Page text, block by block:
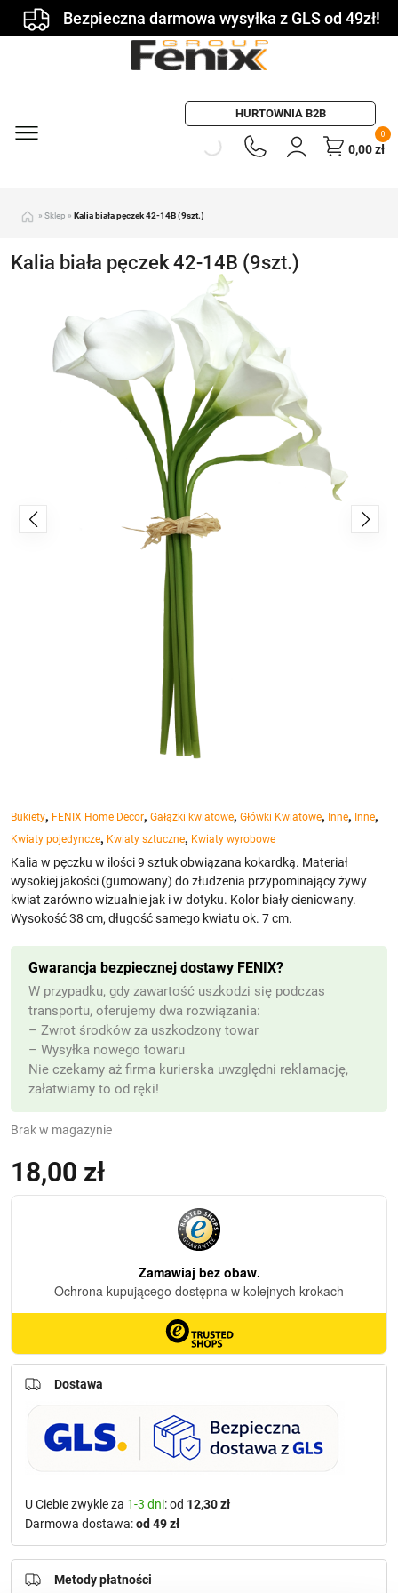
Bezpieczna darmowa wysyłka z GLS od 49zł!
HURTOWNIA B2B
0
0,00zł
» Sklep » Kalia biała pęczek 42-14B (9szt.)
Kalia biała pęczek 42-14B (9szt.)
Bukiety, FENIX Home Decor, Gałązki kwiatowe, Główki Kwiatowe, Inne, Inne,
Kwiaty pojedyncze, Kwiaty sztuczne, Kwiaty wyrobowe
18,00 zł
Kalia w pęczku w ilości 9 sztuk obwiązana kokardką. Materiał
wysokiej jakości (gumowany) do złudzenia przypominający żywy
kwiat zarówno wizualnie jak i w dotyku. Kolor biały cieniowany.
Wysokość 38 cm, długość samego kwiatu ok. 7 cm.
Brak w magazynie
Gwarancja bezpiecznej dostawy FENIX?
W przypadku, gdy zawartość uszkodzi się podczas
transportu, oferujemy dwa rozwiązania:
– Zwrot środków za uszkodzony towar
– Wysyłka nowego towaru
Nie czekamy aż firma kurierska uwzględni reklamację,
załatwiamy to od ręki!
Dostawa
U Ciebie zwykle za 1-3 dni: od 12,30 zł
Darmowa dostawa:od 49 zł
Metody płatności